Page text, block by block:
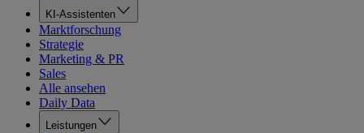
KI-Assistenten
Marktforschung
Strategie
Marketing & PR
Sales
Alle ansehen
Daily Data
Leistungen